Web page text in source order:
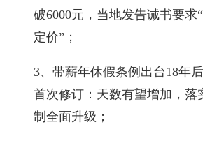
破6000元，当地发告诫书要求
定价”；
3、带薪年休假条例出台18年
首次修订：天数有望增加，落
制全面升级；